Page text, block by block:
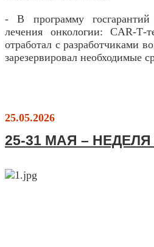
- В программу госгарантий
лечения онкологии: CAR-
отработал с разработчиками
зарезервировал необходимые
25.05.2026
25-31 МАЯ –